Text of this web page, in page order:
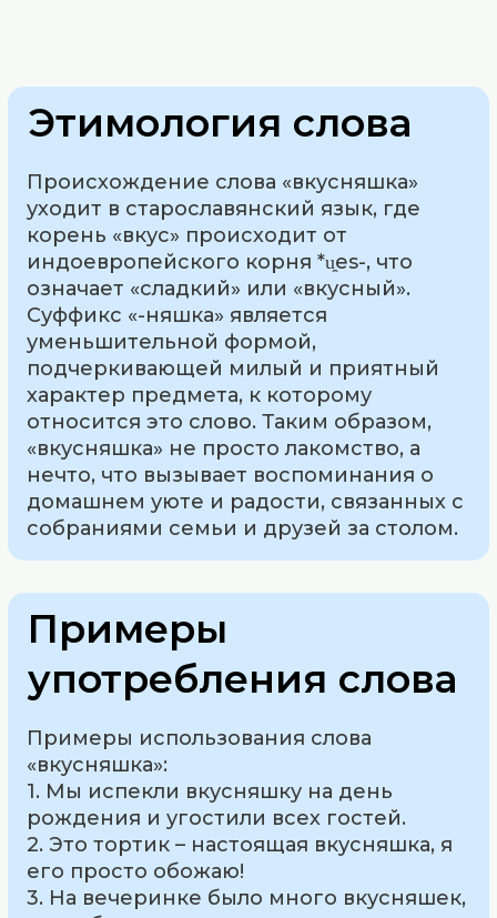
Этимология слова
Происхождение слова «вкусняшка»
уходит в старославянский язык, где
корень «вкус» происходит от
индоевропейского корня *u̯es-, что
означает «сладкий» или «вкусный».
Суффикс «-няшка» является
уменьшительной формой,
подчеркивающей милый и приятный
характер предмета, к которому
относится это слово. Таким образом,
«вкусняшка» не просто лакомство, а
нечто, что вызывает воспоминания о
домашнем уюте и радости, связанных с
собраниями семьи и друзей за столом.
Примеры
употребления слова
Примеры использования слова
«вкусняшка»:
1. Мы испекли вкусняшку на день
рождения и угостили всех гостей.
2. Это тортик – настоящая вкусняшка, я
его просто обожаю!
3. На вечеринке было много вкусняшек,